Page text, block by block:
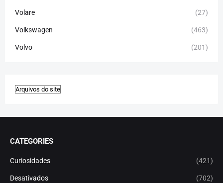
Volare (27)
Volkswagen (463)
Volvo (201)
CATEGORIES
Curiosidades (421)
Desativados (702)